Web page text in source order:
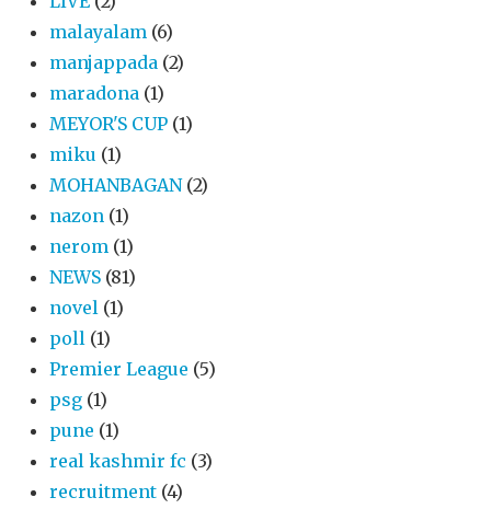
malayalam (6)
manjappada (2)
maradona (1)
MEYOR'S CUP (1)
miku (1)
MOHANBAGAN (2)
nazon (1)
nerom (1)
NEWS (81)
novel (1)
poll (1)
Premier League (5)
psg (1)
pune (1)
real kashmir fc (3)
recruitment (4)